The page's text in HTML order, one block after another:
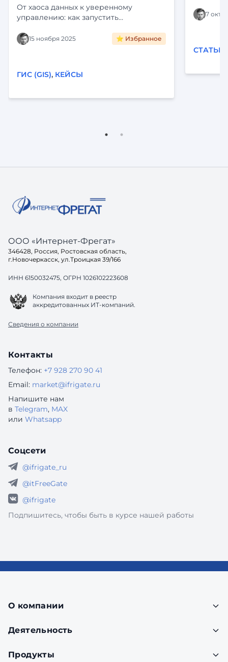
От хаоса данных к уверенному
управлению: как запустить
холдинга. Интеграция с ЕГРН,
визуализация на карте и
внедрения «Фарватер-Активы».
15 ноября 2025 ⭐ Избранное
ГИС (GIS), КЕЙСЫ
7
СТАТЬИ
ООО «Интернет-Фрегат»
346428, Россия, Ростовская область,
г.Новочеркасск, ул.Троицкая 39/166
ИНН 6150032475, ОГРН 1026102223608
Компания входит в реестр
аккредитованных ИТ-компаний.
Сведения о компании
Контакты
Телефон: +7 928 270 90 41
Email: market@ifrigate.ru
Напишите нам
в Telegram, MAX
или Whatsapp
Соцсети
@ifrigate_ru
@itFreeGate
@ifrigate
Подпишитесь, чтобы быть в курсе нашей работы
О компании
Деятельность
Продукты